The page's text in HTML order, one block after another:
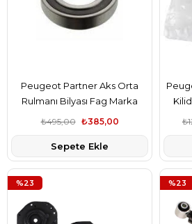
Peugeot Partner Aks Orta
Rulmanı Bilyası Fag Marka
3247.03₺385,00
₺495,00
Sepete Ekle
%23 %23